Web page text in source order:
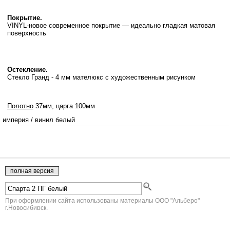
Покрытие.
VINYL-новое современное покрытие — идеально гладкая матовая
поверхность
Остекление.
Стекло Гранд - 4 мм мателюкс с художественным рисунком
Полотно 37мм, царга 100мм
империя / винил белый
При оформлении сайта использованы материалы ООО "Альберо"
г.Новосибирск.